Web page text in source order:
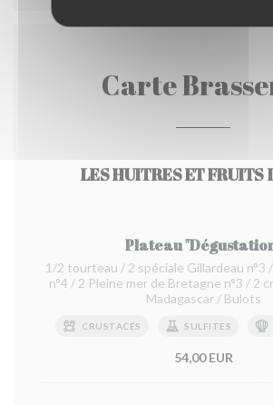
Carte
LES HUITRES ET FRUITS
Plateau
1/2 tourteau / 2 spéciale Gillardeau n°3
n°4 / 2 Pleine mer de Bretagne n°3 / 2
Madagascar / Bulots
CRUSTACÉS SULFITES
54,00 EUR